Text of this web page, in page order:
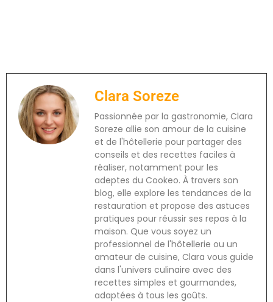
Clara Soreze
Passionnée par la gastronomie, Clara
Soreze allie son amour de la cuisine
et de l'hôtellerie pour partager des
conseils et des recettes faciles à
réaliser, notamment pour les
adeptes du Cookeo. À travers son
blog, elle explore les tendances de la
restauration et propose des astuces
pratiques pour réussir ses repas à la
maison. Que vous soyez un
professionnel de l'hôtellerie ou un
amateur de cuisine, Clara vous guide
dans l'univers culinaire avec des
recettes simples et gourmandes,
adaptées à tous les goûts.